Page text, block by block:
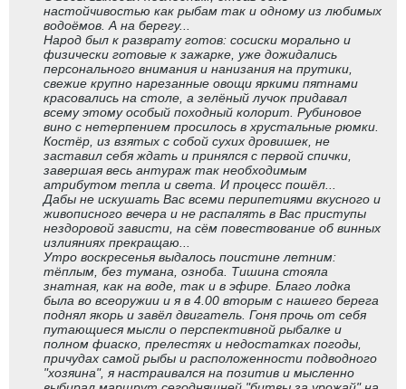
настойчивостью как рыбам так и одному из любимых
водоёмов. А на берегу...
Народ был к разврату готов: сосиски морально и
физически готовые к зажарке, уже дожидались
персонального внимания и нанизания на прутики,
свежие крупно нарезанные овощи яркими пятнами
красовались на столе, а зелёный лучок придавал
всему этому особый походный колорит. Рубиновое
вино с нетерпением просилось в хрустальные рюмки.
Костёр, из взятых с собой сухих дровишек, не
заставил себя ждать и принялся с первой спички,
завершая весь антураж так необходимым
атрибутом тепла и света. И процесс пошёл...
Дабы не искушать Вас всеми перипетиями вкусного и
живописного вечера и не распалять в Вас приступы
нездоровой зависти, на сём повествование об винных
излияниях прекращаю...
Утро воскресенья выдалось поистине летним:
тёплым, без тумана, озноба. Тишина стояла
знатная, как на воде, так и в эфире. Благо лодка
была во всеоружии и я в 4.00 вторым с нашего берега
поднял якорь и завёл двигатель. Гоня прочь от себя
путающиеся мысли о перспективной рыбалке и
полном фиаско, прелестях и недостатках погоды,
причудах самой рыбы и расположенности подводного
"хозяина", я настраивался на позитив и мысленно